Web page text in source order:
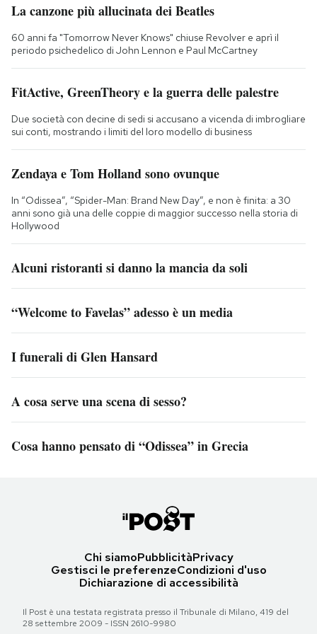
La canzone più allucinata dei Beatles
60 anni fa "Tomorrow Never Knows" chiuse Revolver e aprì il
periodo psichedelico di John Lennon e Paul McCartney
FitActive, GreenTheory e la guerra delle palestre
Due società con decine di sedi si accusano a vicenda di imbrogliare
sui conti, mostrando i limiti del loro modello di business
Zendaya e Tom Holland sono ovunque
In “Odissea”, “Spider-Man: Brand New Day”, e non è finita: a 30
anni sono già una delle coppie di maggior successo nella storia di
Hollywood
Alcuni ristoranti si danno la mancia da soli
“Welcome to Favelas” adesso è un media
I funerali di Glen Hansard
A cosa serve una scena di sesso?
Cosa hanno pensato di “Odissea” in Grecia
Chi siamoPubblicitàPrivacy
Gestisci le preferenzeCondizioni d'uso
Dichiarazione di accessibilità
Il Post è una testata registrata presso il Tribunale di Milano, 419 del
28 settembre 2009 - ISSN 2610-9980